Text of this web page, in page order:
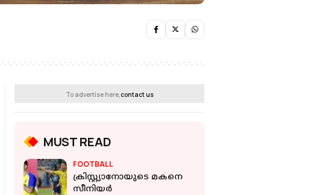
To advertise here, contact us
MUST READ
FOOTBALL
ക്രിസ്റ്റ്യാനോയുടെ മകനെ
സീനിയര്‍